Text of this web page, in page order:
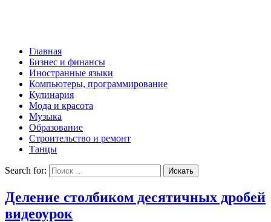
Главная
Бизнес и финансы
Иностранные языки
Компьютеры, программирование
Кулинария
Мода и красота
Музыка
Образование
Строительство и ремонт
Танцы
Search for:
Деление столбиком десятичных дробей
видеоурок